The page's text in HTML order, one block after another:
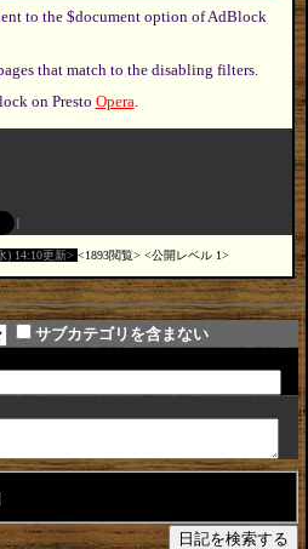
to the $document option of AdBlock
that match to the disabling filters.
on Presto Opera
) 14:10更新 1893閲覧 公開レベル 1
サブカテゴリを含まない